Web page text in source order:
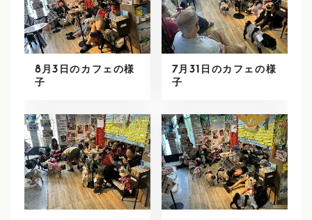
8月3日のカフェの様
子
7月31日のカフェの様
子